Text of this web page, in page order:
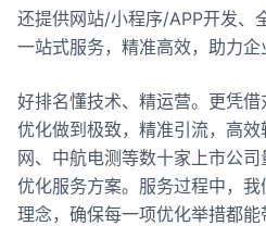
还提供网站/小程序/APP开发、
一站式服务，精准高效，助力企
好排名懂技术、精运营。更凭
优化做到极致，精准引流，高
网、中航电测等数十家上市公
优化服务方案。服务过程中，
理念，确保每一项优化举措都